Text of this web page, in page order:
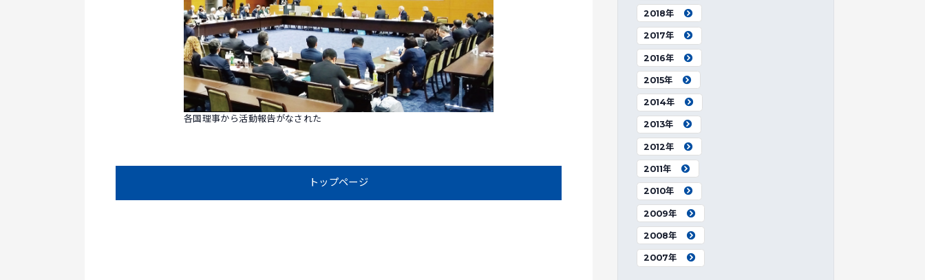
各国理事から活動報告がなされた
トップページ
2018年
2017年
2016年
2015年
2014年
2013年
2012年
2011年
2010年
2009年
2008年
2007年